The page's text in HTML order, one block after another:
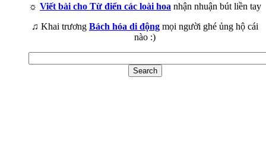
☼ Viết bài cho Từ điển các loài hoa nhận nhuận bút liền tay
♫ Khai trương Bách hóa di động mọi người ghé ủng hộ cái
nào :)